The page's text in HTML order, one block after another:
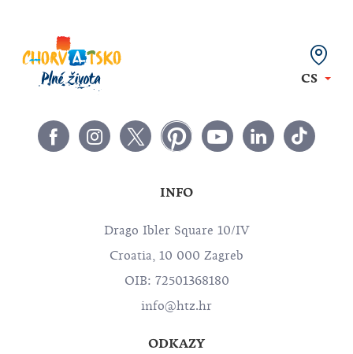
CS
INFO
Drago Ibler Square 10/IV
Croatia, 10 000 Zagreb
OIB: 72501368180
info@htz.hr
ODKAZY